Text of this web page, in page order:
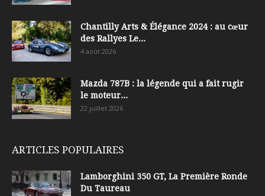
Chantilly Arts & Élégance 2024 : au cœur
des Rallyes Le...
4 août 2026
Mazda 787B : la légende qui a fait rugir
le moteur...
22 juillet 2026
ARTICLES POPULAIRES
Lamborghini 350 GT, La Première Ronde
Du Taureau